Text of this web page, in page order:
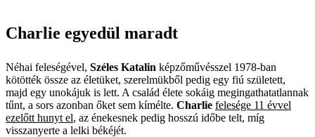
Charlie egyedül maradt
Néhai feleségével, Széles Katalin képzőművésszel 1978-ban
kötötték össze az életüket, szerelmükből pedig egy fiú született,
majd egy unokájuk is lett. A család élete sokáig megingathatatlannak
tűnt, a sors azonban őket sem kímélte. Charlie felesége 11 évvel
ezelőtt hunyt el, az énekesnek pedig hosszú időbe telt, míg
visszanyerte a lelki békéjét.